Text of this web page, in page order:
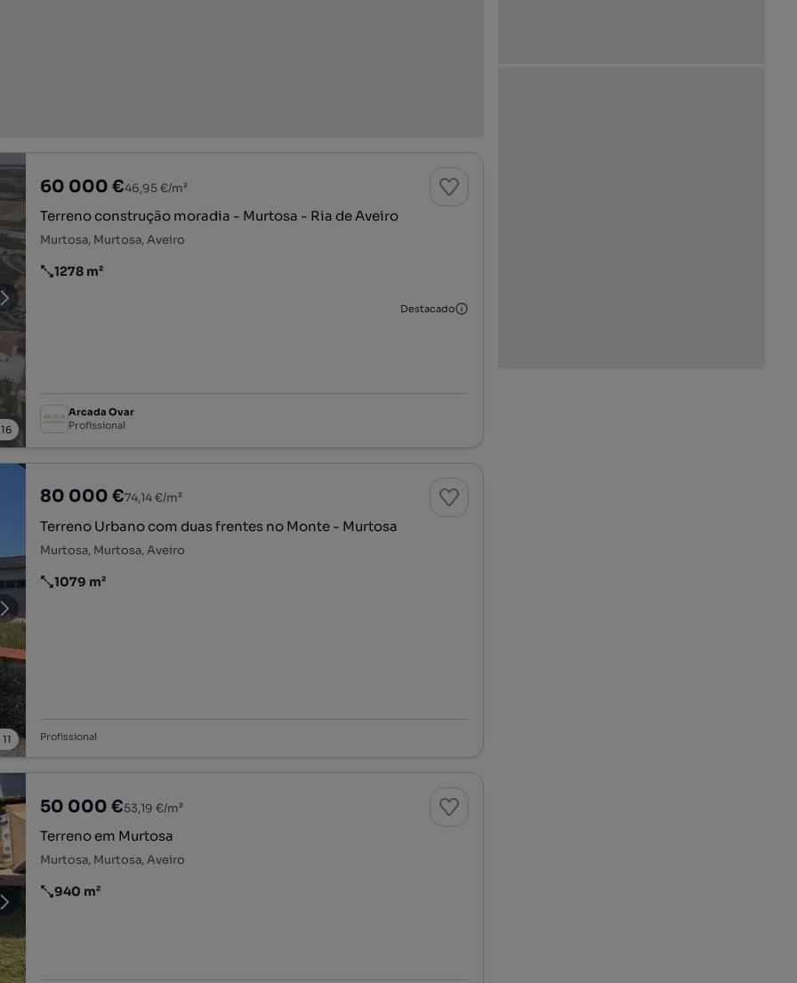
16
60 000 €46,95 €/m²
Terreno construção moradia - Murtosa - Ria de Aveiro
Murtosa, Murtosa, Aveiro
Preço por metro quadrado
1278 m²
Destacado
Arcada Ovar
Profissional
11
80 000 €74,14 €/m²
Terreno Urbano com duas frentes no Monte - Murtosa
Murtosa, Murtosa, Aveiro
Preço por metro quadrado
1079 m²
Profissional
50 000 €53,19 €/m²
Terreno em Murtosa
Murtosa, Murtosa, Aveiro
Preço por metro quadrado
940 m²